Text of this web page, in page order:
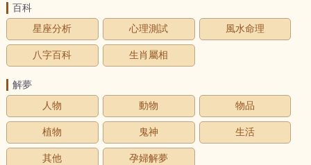
百科
星座分析
心理測試 風水命理
八字百科 生肖屬相
解夢
人物
動物 物品
植物 鬼神 生活
其他 孕婦解夢